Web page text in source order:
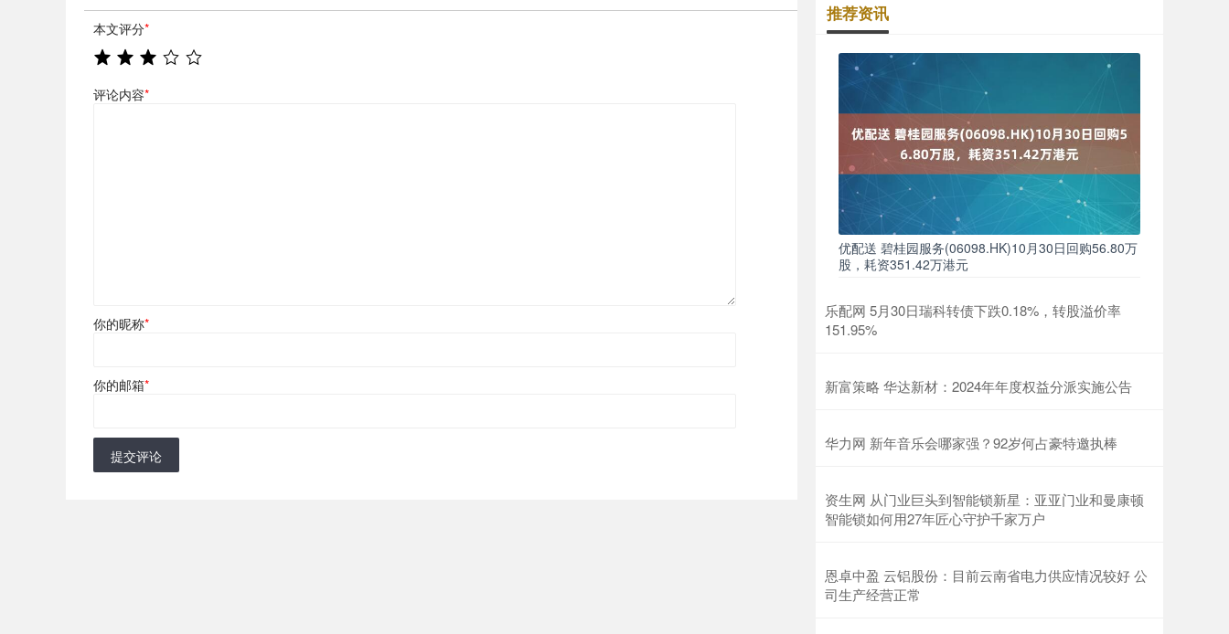
本文评分*
评论内容*
你的昵称*
你的邮箱*
提交评论
推荐资讯
优配送 碧桂园服务(06098.HK)10月30日回购56.80万
股，耗资351.42万港元
乐配网 5月30日瑞科转债下跌0.18%，转股溢价率
151.95%
新富策略 华达新材：2024年年度权益分派实施公告
华力网 新年音乐会哪家强？92岁何占豪特邀执棒
资生网 从门业巨头到智能锁新星：亚亚门业和曼康顿
智能锁如何用27年匠心守护千家万户
恩卓中盈 云铝股份：目前云南省电力供应情况较好 公
司生产经营正常